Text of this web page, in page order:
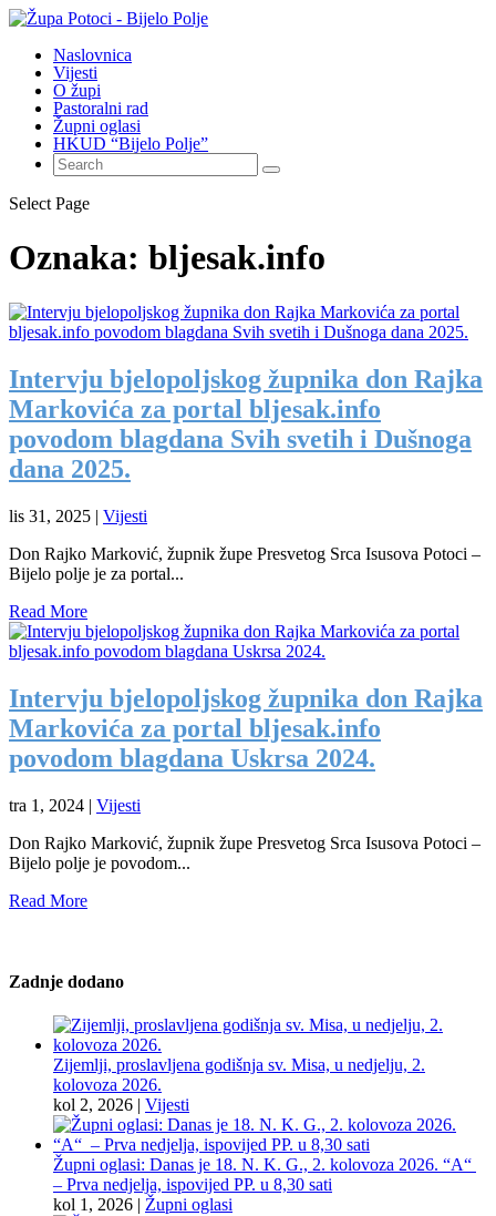
Naslovnica
Vijesti
O župi
Pastoralni rad
Župni oglasi
HKUD “Bijelo Polje”
Select Page
Oznaka: bljesak.info
Intervju bjelopoljskog župnika don Rajka
Markovića za portal bljesak.info
povodom blagdana Svih svetih i Dušnoga
dana 2025.
lis 31, 2025 | Vijesti
Don Rajko Marković, župnik župe Presvetog Srca Isusova Potoci –
Bijelo polje je za portal...
Read More
Intervju bjelopoljskog župnika don Rajka
Markovića za portal bljesak.info
povodom blagdana Uskrsa 2024.
tra 1, 2024 | Vijesti
Don Rajko Marković, župnik župe Presvetog Srca Isusova Potoci –
Bijelo polje je povodom...
Read More
Zadnje dodano
Zijemlji, proslavljena godišnja sv. Misa, u nedjelju, 2.
kolovoza 2026.
kol 2, 2026 | Vijesti
Župni oglasi: Danas je 18. N. K. G., 2. kolovoza 2026. “A“
– Prva nedjelja, ispovijed PP. u 8,30 sati
kol 1, 2026 | Župni oglasi